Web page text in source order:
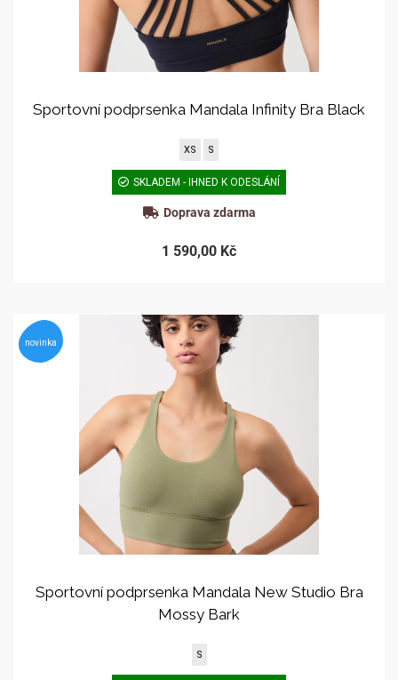
Sportovní podprsenka Mandala Infinity Bra Black
XS S
SKLADEM - IHNED K ODESLÁNÍ
Doprava zdarma
1 590,00 Kč
novinka
Sportovní podprsenka Mandala New Studio Bra
Mossy Bark
S